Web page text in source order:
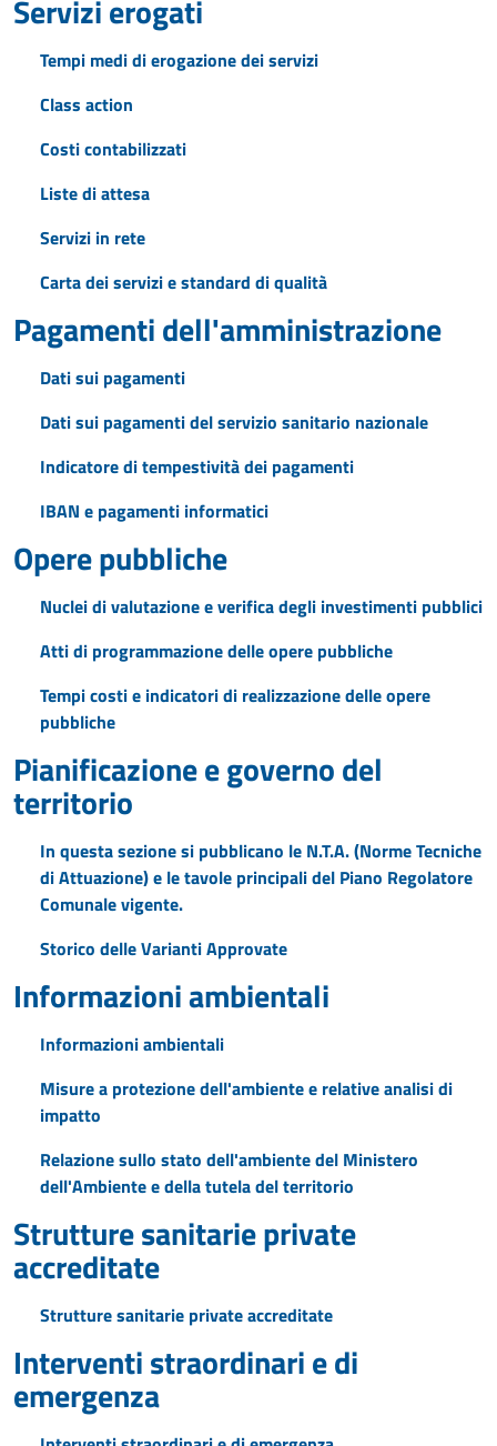
Servizi erogati
Tempi medi di erogazione dei servizi
Class action
Costi contabilizzati
Liste di attesa
Servizi in rete
Carta dei servizi e standard di qualità
Pagamenti dell'amministrazione
Dati sui pagamenti
Dati sui pagamenti del servizio sanitario nazionale
Indicatore di tempestività dei pagamenti
IBAN e pagamenti informatici
Opere pubbliche
Nuclei di valutazione e verifica degli investimenti pubblici
Atti di programmazione delle opere pubbliche
Tempi costi e indicatori di realizzazione delle opere
pubbliche
Pianificazione e governo del
territorio
In questa sezione si pubblicano le N.T.A. (Norme Tecniche
di Attuazione) e le tavole principali del Piano Regolatore
Comunale vigente.
Storico delle Varianti Approvate
Informazioni ambientali
Informazioni ambientali
Misure a protezione dell'ambiente e relative analisi di
impatto
Relazione sullo stato dell'ambiente del Ministero
dell'Ambiente e della tutela del territorio
Strutture sanitarie private
accreditate
Strutture sanitarie private accreditate
Interventi straordinari e di
emergenza